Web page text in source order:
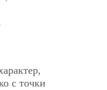
с точки